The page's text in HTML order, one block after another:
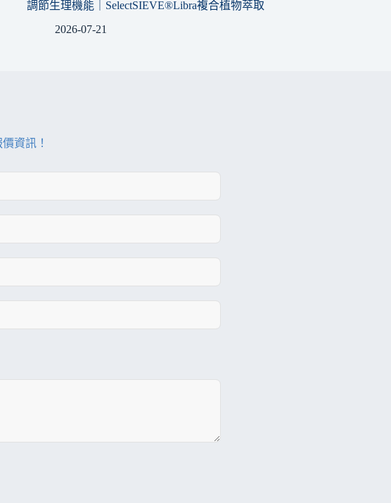
調節生理機能｜SelectSIEVE®Libra複合植物萃取
2026-07-21
資訊！